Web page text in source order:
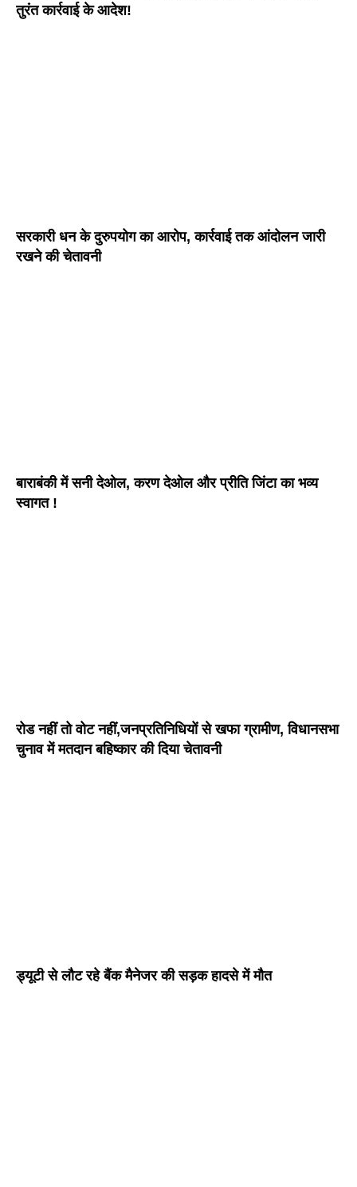
तुरंत कार्रवाई के आदेश!
सरकारी धन के दुरुपयोग का आरोप, कार्रवाई तक आंदोलन जारी
रखने की चेतावनी
बाराबंकी में सनी देओल, करण देओल और प्रीति जिंटा का भव्य
स्वागत !
रोड नहीं तो वोट नहीं,जनप्रतिनिधियों से खफा ग्रामीण, विधानसभा
चुनाव में मतदान बहिष्कार की दिया चेतावनी
ड्यूटी से लौट रहे बैंक मैनेजर की सड़क हादसे में मौत